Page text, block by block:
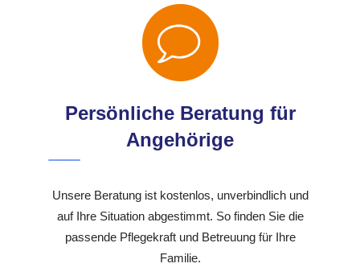
Persönliche Beratung für
Angehörige
Unsere Beratung ist kostenlos, unverbindlich und
auf Ihre Situation abgestimmt. So finden Sie die
passende Pflegekraft und Betreuung für Ihre
Familie.